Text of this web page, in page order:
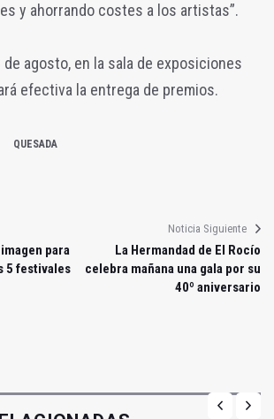
y ahorrando costes a los artistas”.
de agosto, en la sala de exposiciones
efectiva la entrega de premios.
QUESADA
para
5 festivales
Noticia Siguiente
La Hermandad de El Rocío
celebra mañana una gala por su
40º aniversario